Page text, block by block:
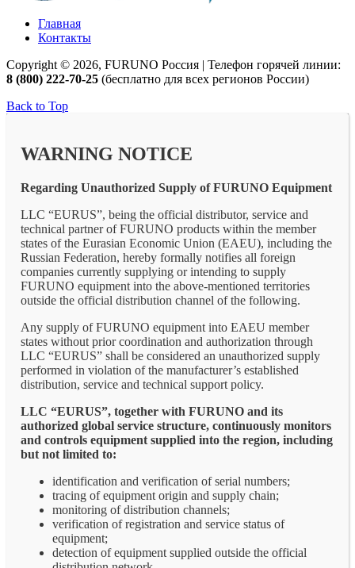
Главная
Контакты
Copyright © 2026, FURUNO Россия | Телефон горячей линии:
8 (800) 222-70-25 (бесплатно для всех регионов России)
Back to Top
WARNING NOTICE
Regarding Unauthorized Supply of FURUNO Equipment
LLC “EURUS”, being the official distributor, service and
technical partner of FURUNO products within the member
states of the Eurasian Economic Union (EAEU), including the
Russian Federation, hereby formally notifies all foreign
companies currently supplying or intending to supply
FURUNO equipment into the above-mentioned territories
outside the official distribution channel of the following.
Any supply of FURUNO equipment into EAEU member
states without prior coordination and authorization through
LLC “EURUS” shall be considered an unauthorized supply
performed in violation of the manufacturer’s established
distribution, service and technical support policy.
LLC “EURUS”, together with FURUNO and its
authorized global service structure, continuously monitors
and controls equipment supplied into the region, including
but not limited to:
identification and verification of serial numbers;
tracing of equipment origin and supply chain;
monitoring of distribution channels;
verification of registration and service status of
equipment;
detection of equipment supplied outside the official